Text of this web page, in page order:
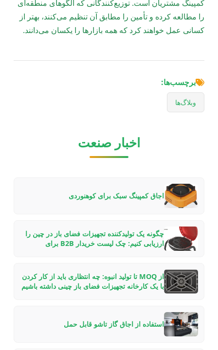
کمپینگ مشتریان است. توزیع‌کنندگانی که الگوهای منطقه‌ای
را مطالعه کرده و تأمین را مطابق آن تنظیم می‌کنند، بهتر از
کسانی عمل خواهند کرد که همه بازارها را یکسان می‌دانند.
برچسب‌ها:
وبلاگ‌ها
اخبار صنعت
اجاق کمپینگ سبک برای کوهنوردی
چگونه یک تولیدکننده تجهیزات فضای باز در چین را
ارزیابی کنیم: چک لیست خریدار B2B برای
از MOQ تا تولید انبوه: چه انتظاری باید از کار کردن
با یک کارخانه تجهیزات فضای باز چینی داشته باشیم
استفاده از اجاق گاز تاشو قابل حمل